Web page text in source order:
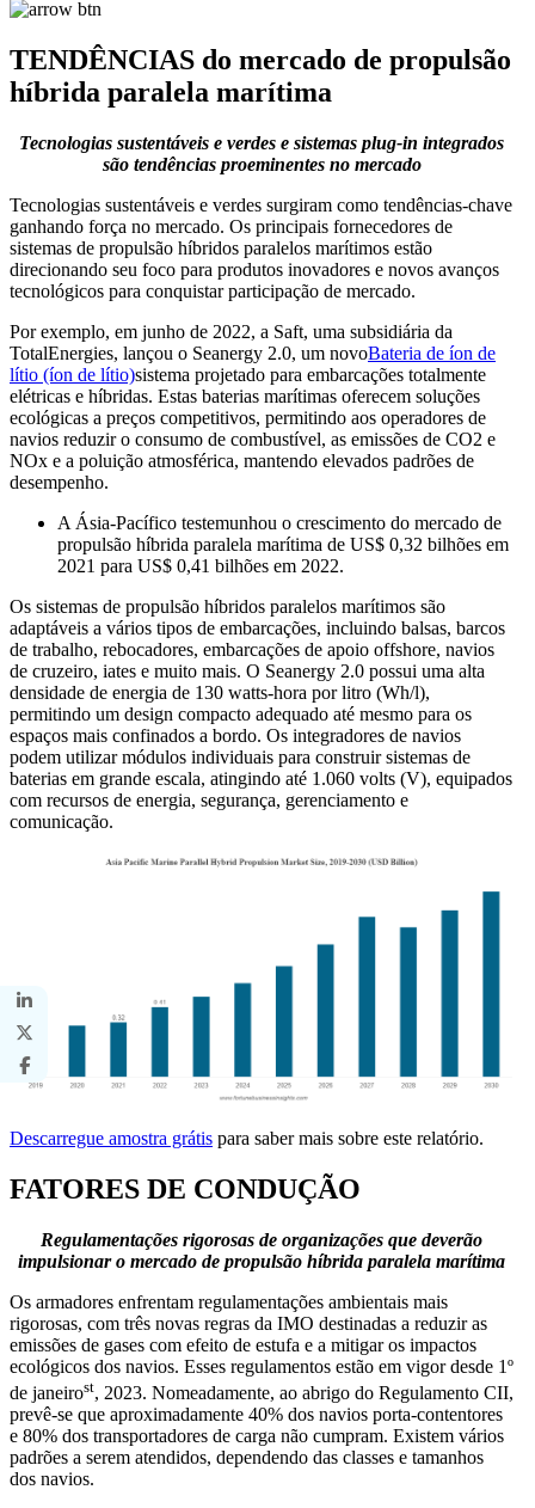
TENDÊNCIAS do mercado de propulsão
híbrida paralela marítima
Tecnologias sustentáveis ​​e verdes e sistemas plug-in integrados
são tendências proeminentes no mercado
Tecnologias sustentáveis ​​e verdes surgiram como tendências-chave
ganhando força no mercado. Os principais fornecedores de
sistemas de propulsão híbridos paralelos marítimos estão
direcionando seu foco para produtos inovadores e novos avanços
tecnológicos para conquistar participação de mercado.
Por exemplo, em junho de 2022, a Saft, uma subsidiária da
TotalEnergies, lançou o Seanergy 2.0, um novoBateria de íon de
lítio (íon de lítio)sistema projetado para embarcações totalmente
elétricas e híbridas. Estas baterias marítimas oferecem soluções
ecológicas a preços competitivos, permitindo aos operadores de
navios reduzir o consumo de combustível, as emissões de CO2 e
NOx e a poluição atmosférica, mantendo elevados padrões de
desempenho.
A Ásia-Pacífico testemunhou o crescimento do mercado de
propulsão híbrida paralela marítima de US$ 0,32 bilhões em
2021 para US$ 0,41 bilhões em 2022.
Os sistemas de propulsão híbridos paralelos marítimos são
adaptáveis ​​a vários tipos de embarcações, incluindo balsas, barcos
de trabalho, rebocadores, embarcações de apoio offshore, navios
de cruzeiro, iates e muito mais. O Seanergy 2.0 possui uma alta
densidade de energia de 130 watts-hora por litro (Wh/l),
permitindo um design compacto adequado até mesmo para os
espaços mais confinados a bordo. Os integradores de navios
podem utilizar módulos individuais para construir sistemas de
baterias em grande escala, atingindo até 1.060 volts (V), equipados
com recursos de energia, segurança, gerenciamento e
comunicação.
Descarregue amostra grátis para saber mais sobre este relatório.
FATORES DE CONDUÇÃO
Regulamentações rigorosas de organizações que deverão
impulsionar o mercado de propulsão híbrida paralela marítima
Os armadores enfrentam regulamentações ambientais mais
rigorosas, com três novas regras da IMO destinadas a reduzir as
emissões de gases com efeito de estufa e a mitigar os impactos
ecológicos dos navios. Esses regulamentos estão em vigor desde 1º
de janeirost, 2023. Nomeadamente, ao abrigo do Regulamento CII,
prevê-se que aproximadamente 40% dos navios porta-contentores
e 80% dos transportadores de carga não cumpram. Existem vários
padrões a serem atendidos, dependendo das classes e tamanhos
dos navios.